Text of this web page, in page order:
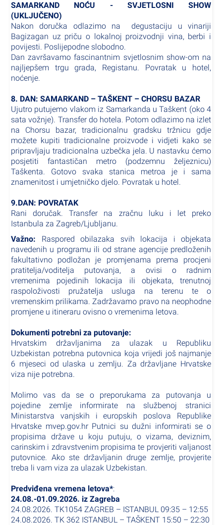
SAMARKAND NOĆU - SVJETLOSNI SHOW
(UKLJUČENO)
Nakon doručka odlazimo na degustaciju u vinariji
Bagizagan uz priču o lokalnoj proizvodnji vina, berbi i
povijesti. Poslijepodne slobodno.
Dan završavamo fascinantnim svjetlosnim show-om na
najljepšem trgu grada, Registanu. Povratak u hotel,
noćenje.
8. DAN: SAMARKAND – TAŠKENT – CHORSU BAZAR
Ujutro putujemo vlakom iz Samarkanda u Taškent (oko 4
sata vožnje). Transfer do hotela. Potom odlazimo na izlet
na Chorsu bazar, tradicionalnu gradsku tržnicu gdje
možete kupiti tradicionalne proizvode i vidjeti kako se
pripravljaju tradicionalna uzbečka jela. U nastavku ćemo
posjetiti fantastičan metro (podzemnu željeznicu)
Taškenta. Gotovo svaka stanica metroa je i sama
znamenitost i umjetničko djelo. Povratak u hotel.
9.DAN: POVRATAK
Rani doručak. Transfer na zračnu luku i let preko
Istanbula za Zagreb/Ljubljanu.
Važno: Raspored obilazaka svih lokacija i objekata
navedenih u programu ili od strane agencije predloženih
fakultativno podložan je promjenama prema procjeni
pratitelja/voditelja putovanja, a ovisi o radnim
vremenima pojedinih lokacija ili objekata, trenutnoj
raspoloživosti pružatelja usluga na terenu te o
vremenskim prilikama. Zadržavamo pravo na neophodne
promjene u itineraru ovisno o vremenima letova.
Dokumenti potrebni za putovanje:
Hrvatskim državljanima za ulazak u Republiku
Uzbekistan potrebna putovnica koja vrijedi još najmanje
6 mjeseci od ulaska u zemlju. Za državljane Hrvatske
viza nije potrebna.
Molimo vas da se o preporukama za putovanja u
pojedine zemlje informirate na službenoj stranici
Ministarstva vanjskih i europskih poslova Republike
Hrvatske mvep.gov.hr Putnici su dužni informirati se o
propisima države u koju putuju, o vizama, deviznim,
carinskim i zdravstvenim propisima te provjeriti valjanost
putovnice. Ako ste državljanin druge zemlje, provjerite
treba li vam viza za ulazak Uzbekistan.
Predviđena vremena letova*:
24.08.-01.09.2026. iz Zagreba
24.08.2026. TK1054 ZAGREB – ISTANBUL 09:35 – 12:55
24.08.2026. TK 362 ISTANBUL – TAŠKENT 15:50 – 22:30